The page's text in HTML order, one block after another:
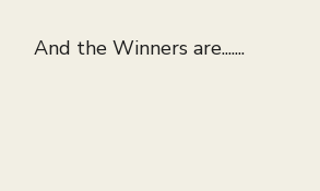
And the Winners are.......